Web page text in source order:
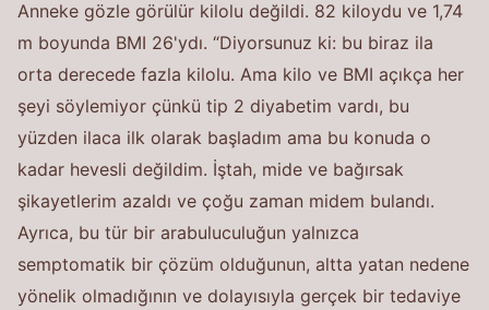
Anneke gözle görülür kilolu değildi. 82 kiloydu ve 1,74
m boyunda BMI 26'ydı. “Diyorsunuz ki: bu biraz ila
orta derecede fazla kilolu. Ama kilo ve BMI açıkça her
şeyi söylemiyor çünkü tip 2 diyabetim vardı, bu
yüzden ilaca ilk olarak başladım ama bu konuda o
kadar hevesli değildim. İştah, mide ve bağırsak
şikayetlerim azaldı ve çoğu zaman midem bulandı.
Ayrıca, bu tür bir arabuluculuğun yalnızca
semptomatik bir çözüm olduğunun, altta yatan nedene
yönelik olmadığının ve dolayısıyla gerçek bir tedaviye